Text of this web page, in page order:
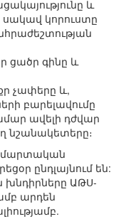
և
կորուստը
ցածր գինը և
չափերը և,
բարելավումը
ավելի դժվար
նշանակետերը։
մարտական
ընդլայնում են:
ԱԹՍ-
արդեն